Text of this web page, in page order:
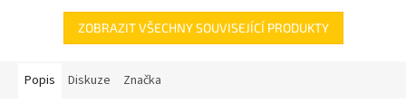
vybaven 2 šrouby pro...
pro uzamčení/zajištění...
ZOBRAZIT VŠECHNY SOUVISEJÍCÍ PRODUKTY
Popis Diskuze Značka